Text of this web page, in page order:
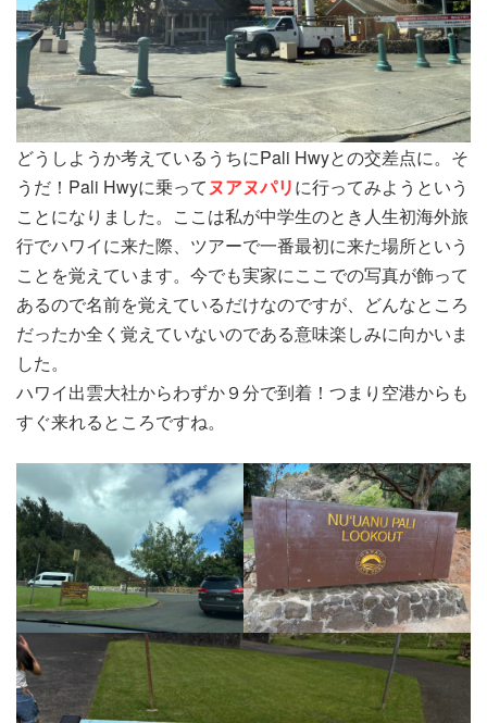
どうしようか考えているうちにPali Hwyとの交差点に。そ
うだ！Pali Hwyに乗ってヌアヌパリに行ってみようという
ことになりました。ここは私が中学生のとき人生初海外旅
行でハワイに来た際、ツアーで一番最初に来た場所という
ことを覚えています。今でも実家にここでの写真が飾って
あるので名前を覚えているだけなのですが、どんなところ
だったか全く覚えていないのである意味楽しみに向かいま
した。
ハワイ出雲大社からわずか９分で到着！つまり空港からも
すぐ来れるところですね。